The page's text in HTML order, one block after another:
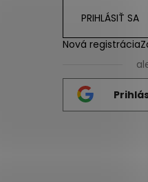
PRIHLÁSIŤ SA
Nová registrácia